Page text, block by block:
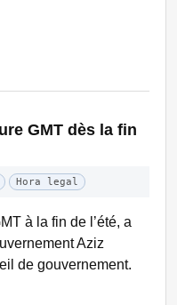
GMT dès la fin
Hora legal
à la fin de l’été, a
Aziz
de gouvernement.